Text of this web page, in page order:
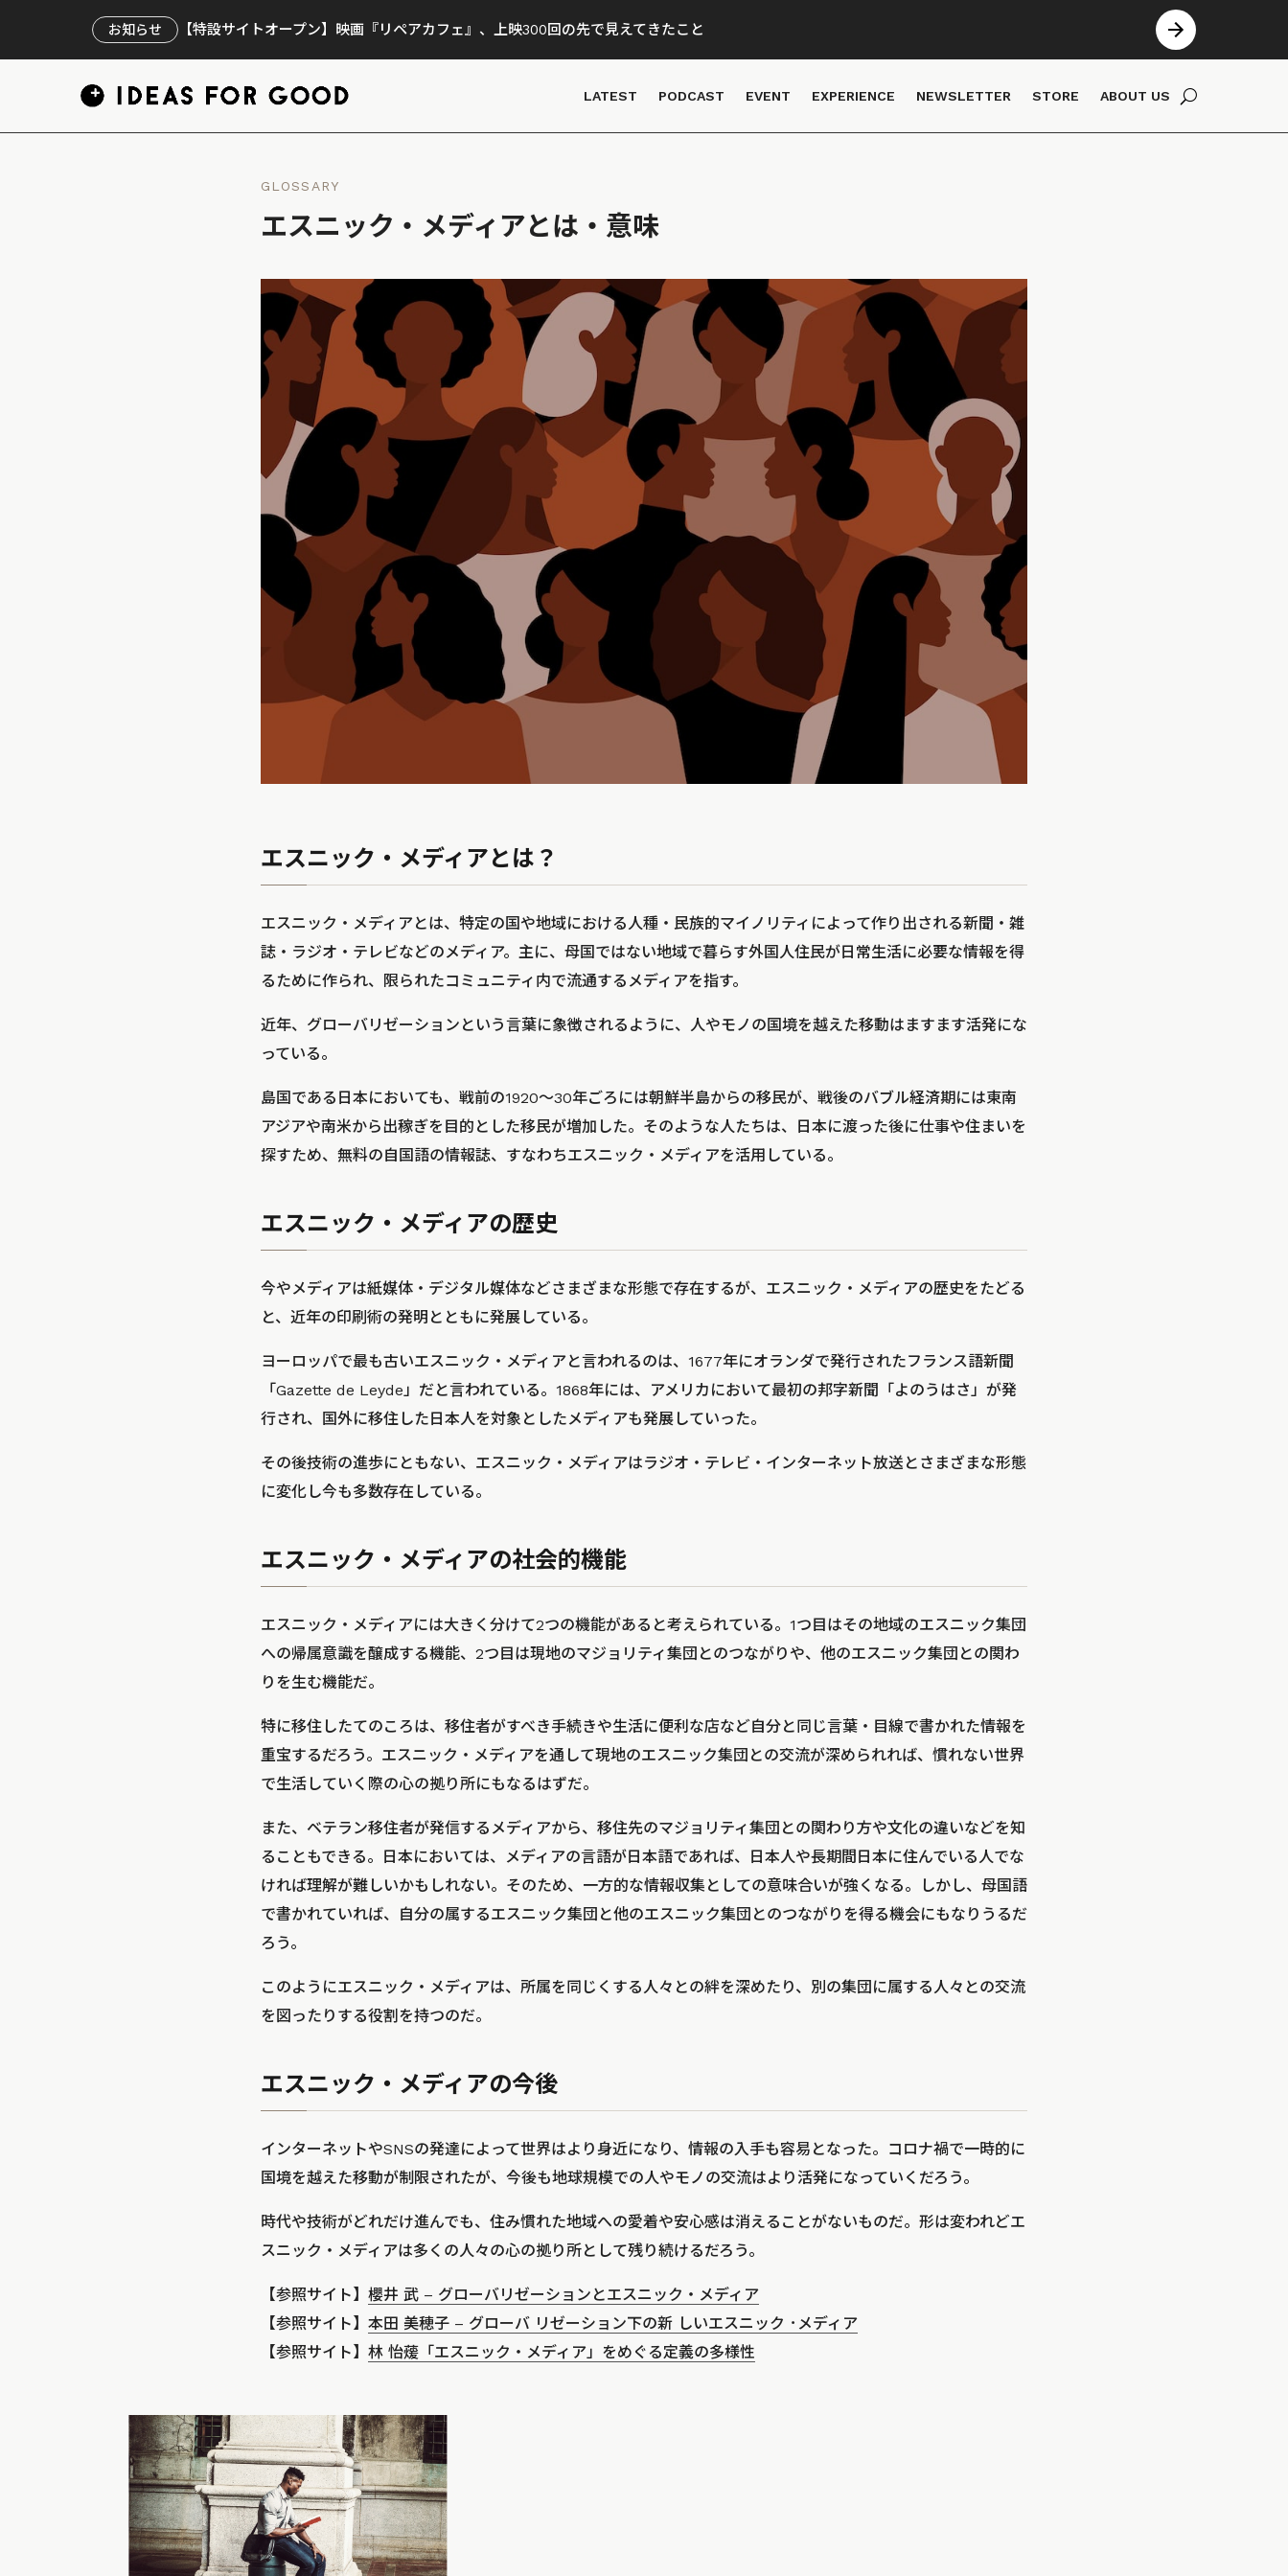
お知らせ 【特設サイトオープン】映画『リペアカフェ』、上映300回の先で見えてきたこと
LATEST PODCAST EVENT EXPERIENCE NEWSLETTER STORE ABOUT US
GLOSSARY
エスニック・メディアとは・意味
エスニック・メディアとは？
エスニック・メディアとは、特定の国や地域における人種・民族的マイノリティによって作り出される新聞・雑
誌・ラジオ・テレビなどのメディア。主に、母国ではない地域で暮らす外国人住民が日常生活に必要な情報を得
るために作られ、限られたコミュニティ内で流通するメディアを指す。
近年、グローバリゼーションという言葉に象徴されるように、人やモノの国境を越えた移動はますます活発にな
っている。
島国である日本においても、戦前の1920～30年ごろには朝鮮半島からの移民が、戦後のバブル経済期には東南
アジアや南米から出稼ぎを目的とした移民が増加した。そのような人たちは、日本に渡った後に仕事や住まいを
探すため、無料の自国語の情報誌、すなわちエスニック・メディアを活用している。
エスニック・メディアの歴史
今やメディアは紙媒体・デジタル媒体などさまざまな形態で存在するが、エスニック・メディアの歴史をたどる
と、近年の印刷術の発明とともに発展している。
ヨーロッパで最も古いエスニック・メディアと言われるのは、1677年にオランダで発行されたフランス語新聞
「Gazette de Leyde」だと言われている。1868年には、アメリカにおいて最初の邦字新聞「よのうはさ」が発
行され、国外に移住した日本人を対象としたメディアも発展していった。
その後技術の進歩にともない、エスニック・メディアはラジオ・テレビ・インターネット放送とさまざまな形態
に変化し今も多数存在している。
エスニック・メディアの社会的機能
エスニック・メディアには大きく分けて2つの機能があると考えられている。1つ目はその地域のエスニック集団
への帰属意識を醸成する機能、2つ目は現地のマジョリティ集団とのつながりや、他のエスニック集団との関わ
りを生む機能だ。
特に移住したてのころは、移住者がすべき手続きや生活に便利な店など自分と同じ言葉・目線で書かれた情報を
重宝するだろう。エスニック・メディアを通して現地のエスニック集団との交流が深められれば、慣れない世界
で生活していく際の心の拠り所にもなるはずだ。
また、ベテラン移住者が発信するメディアから、移住先のマジョリティ集団との関わり方や文化の違いなどを知
ることもできる。日本においては、メディアの言語が日本語であれば、日本人や長期間日本に住んでいる人でな
ければ理解が難しいかもしれない。そのため、一方的な情報収集としての意味合いが強くなる。しかし、母国語
で書かれていれば、自分の属するエスニック集団と他のエスニック集団とのつながりを得る機会にもなりうるだ
ろう。
このようにエスニック・メディアは、所属を同じくする人々との絆を深めたり、別の集団に属する人々との交流
を図ったりする役割を持つのだ。
エスニック・メディアの今後
インターネットやSNSの発達によって世界はより身近になり、情報の入手も容易となった。コロナ禍で一時的に
国境を越えた移動が制限されたが、今後も地球規模での人やモノの交流はより活発になっていくだろう。
時代や技術がどれだけ進んでも、住み慣れた地域への愛着や安心感は消えることがないものだ。形は変われどエ
スニック・メディアは多くの人々の心の拠り所として残り続けるだろう。
【参照サイト】 櫻井 武 – グローバリゼーションとエスニック・メディア
【参照サイト】 本田 美穂子 – グローバ リゼーション下の新 しいエスニック ･メディア
【参照サイト】 林 怡蕿「エスニック・メディア」をめぐる定義の多様性